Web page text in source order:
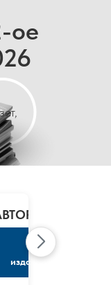
ое
К
изданию